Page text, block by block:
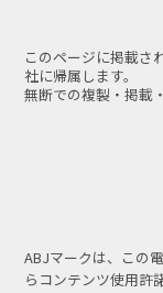
このページに掲載さ
社に帰属します。
無断での複製・掲載
ABJマークは、この
らコンテンツ使用許